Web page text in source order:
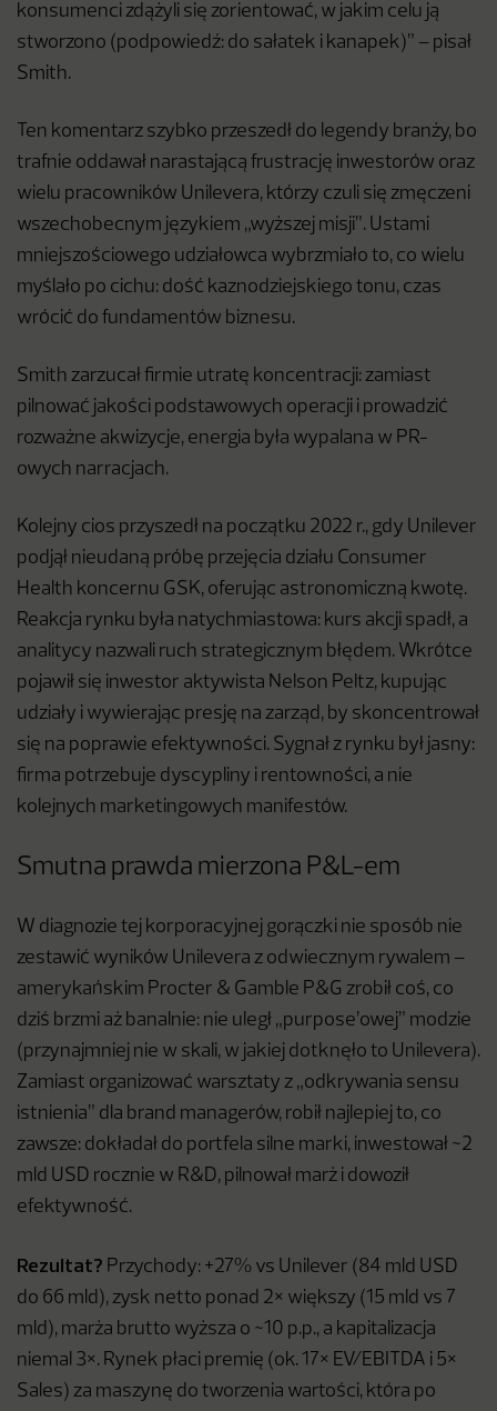
konsumenci zdążyli się zorientować, w jakim celu ją
stworzono (podpowiedź: do sałatek i kanapek)” – pisał
Smith.
Ten komentarz szybko przeszedł do legendy branży, bo
trafnie oddawał narastającą frustrację inwestorów oraz
wielu pracowników Unilevera, którzy czuli się zmęczeni
wszechobecnym językiem „wyższej misji”. Ustami
mniejszościowego udziałowca wybrzmiało to, co wielu
myślało po cichu: dość kaznodziejskiego tonu, czas
wrócić do fundamentów biznesu.
Smith zarzucał firmie utratę koncentracji: zamiast
pilnować jakości podstawowych operacji i prowadzić
rozważne akwizycje, energia była wypalana w PR-
owych narracjach.
Kolejny cios przyszedł na początku 2022 r., gdy Unilever
podjął nieudaną próbę przejęcia działu Consumer
Health koncernu GSK, oferując astronomiczną kwotę.
Reakcja rynku była natychmiastowa: kurs akcji spadł, a
analitycy nazwali ruch strategicznym błędem. Wkrótce
pojawił się inwestor aktywista Nelson Peltz, kupując
udziały i wywierając presję na zarząd, by skoncentrował
się na poprawie efektywności. Sygnał z rynku był jasny:
firma potrzebuje dyscypliny i rentowności, a nie
kolejnych marketingowych manifestów.
Smutna prawda mierzona P&L-em
W diagnozie tej korporacyjnej gorączki nie sposób nie
zestawić wyników Unilevera z odwiecznym rywalem –
amerykańskim Procter & Gamble P&G zrobił coś, co
dziś brzmi aż banalnie: nie uległ „purpose’owej” modzie
(przynajmniej nie w skali, w jakiej dotknęło to Unilevera).
Zamiast organizować warsztaty z „odkrywania sensu
istnienia” dla brand managerów, robił najlepiej to, co
zawsze: dokładał do portfela silne marki, inwestował ~2
mld USD rocznie w R&D, pilnował marż i dowoził
efektywność.
Rezultat? Przychody: +27% vs Unilever (84 mld USD
do 66 mld), zysk netto ponad 2× większy (15 mld vs 7
mld), marża brutto wyższa o ~10 p.p., a kapitalizacja
niemal 3×. Rynek płaci premię (ok. 17× EV/EBITDA i 5×
Sales) za maszynę do tworzenia wartości, która po